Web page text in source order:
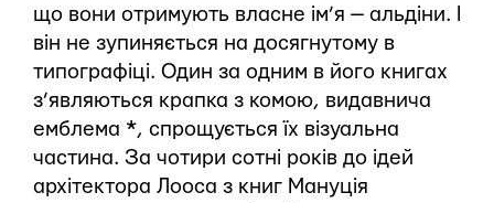
що вони отримують власне ім’я — альдіни. І
він не зупиняється на досягнутому в
типографіці. Один за одним в його книгах
з’являються крапка з комою, видавнича
емблема *, спрощується їх візуальна
частина. За чотири сотні років до ідей
архітектора Лооса з книг Мануція